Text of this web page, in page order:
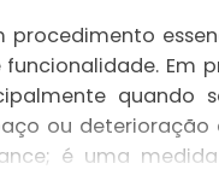
procedimento
Em
ou
é uma